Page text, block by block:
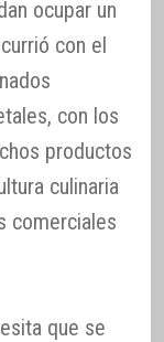
ocupar un
con el
con los
productos
culinaria
comerciales
que se